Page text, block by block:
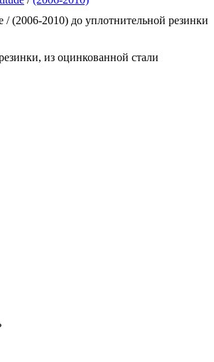
(2006-2010) до уплотнительной резинки
из оцинкованной стали